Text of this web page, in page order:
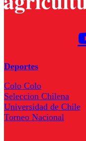
Deportes
Colo Colo
Seleccion Chilena
Universidad de Chile
Torneo Nacional